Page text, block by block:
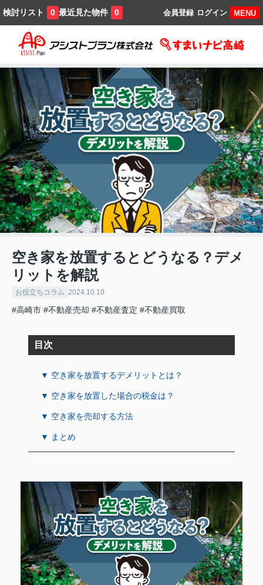
検討リスト 0 最近見た物件 0 MENU
ログイン
会員登録
空き家を放置するとどうなる？デメ
リットを解説
お役立ちコラム 2024.10.10
#高崎市 #不動産売却 #不動産査定 #不動産買取
目次
▼ 空き家を放置するデメリットとは？
▼ 空き家を放置した場合の税金は？
▼ 空き家を売却する方法
▼ まとめ